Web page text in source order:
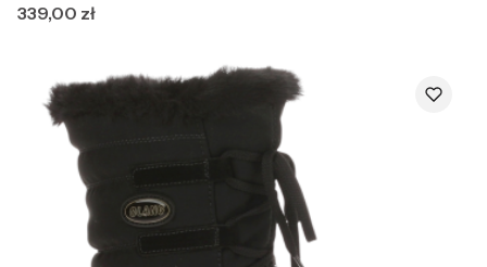
Cena
339,00 zł